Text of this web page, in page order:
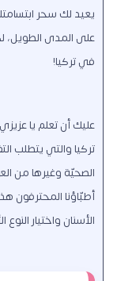
يعيد لك سحر
على المدى الطويل،
في تركيا!
عليك أن تعلم يا
تركيا والتي يتطلب
الصحيّة وغيرها من
أطبّاؤنا المحترفون
الأسنان واختيار